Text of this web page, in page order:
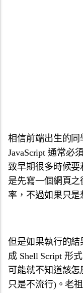
相信前端出生的同
JavaScript 通常必
致早期很多時候要
是先寫一個網頁
率，不過如果只是
但是如果執行的
成 Shell Script 形
可能就不知道該怎
只是不流行)。老